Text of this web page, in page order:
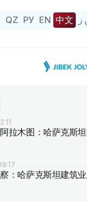
QZ РУ EN 中文 ز
拉木图：哈萨克斯
：哈萨克斯坦建筑